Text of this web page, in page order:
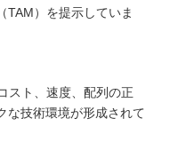
TAM）を提示していま
スト、速度、配列の正
な技術環境が形成されて